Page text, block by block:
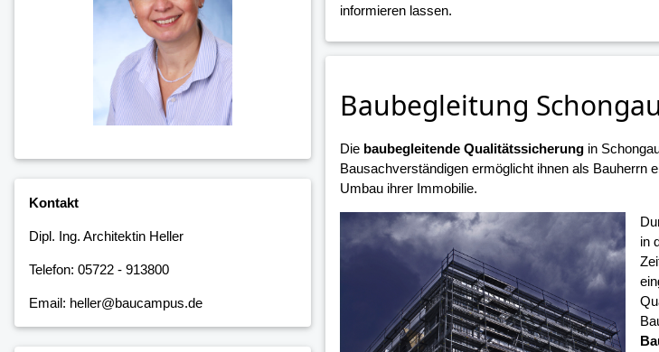
Kontakt
Dipl. Ing. Architektin Heller
Telefon: 05722 - 913800
Email: heller@baucampus.de
informieren lassen.
Baubegleitung Schongau
Die baubegleitende Qualitätssicherungin
Bausachverständigen ermöglicht ihnen als Bauherrn
Umbau ihrer Immobilie.
in